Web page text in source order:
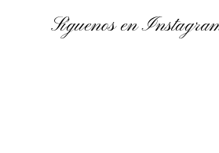
Síguenos en